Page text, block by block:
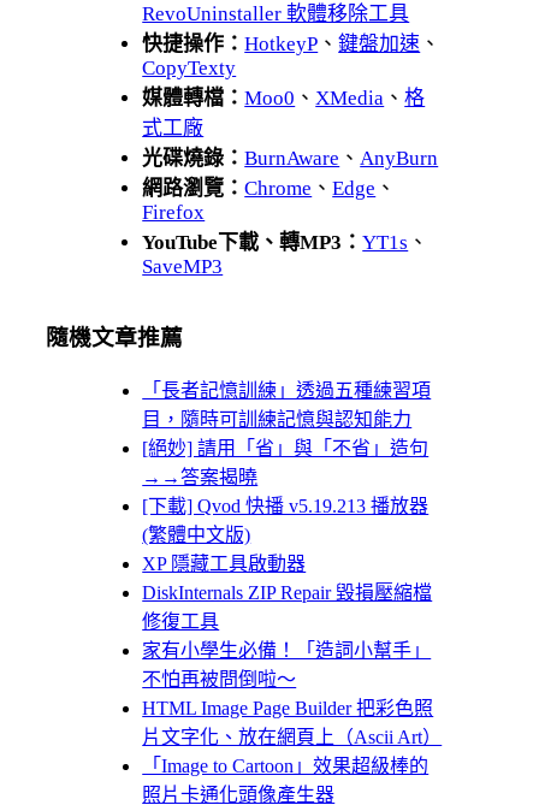
RevoUninstaller 軟體移除工具
快捷操作：HotkeyP 、鍵盤加速 、
CopyTexty
媒體轉檔：Moo0 、 XMedia 、格
式工廠
光碟燒錄：BurnAware 、 AnyBurn
網路瀏覽：Chrome 、Edge 、
Firefox
YouTube下載、轉MP3：YT1s 、
SaveMP3
隨機文章推薦
「長者記憶訓練」透過五種練習項
目，隨時可訓練記憶與認知能力
[絕妙] 請用「省」與「不省」造句
→→答案揭曉
[下載] Qvod 快播 v5.19.213 播放器
(繁體中文版)
XP 隱藏工具啟動器
DiskInternals ZIP Repair 毀損壓縮檔
修復工具
家有小學生必備！「造詞小幫手」
不怕再被問倒啦～
HTML Image Page Builder 把彩色照
片文字化、放在網頁上（Ascii Art）
「Image to Cartoon」效果超級棒的
照片卡通化頭像產生器